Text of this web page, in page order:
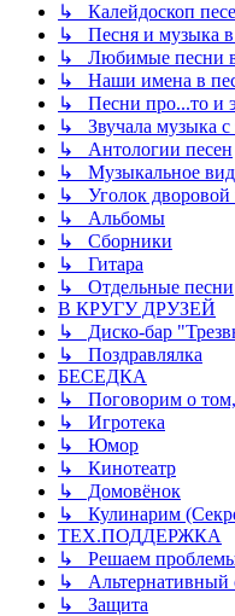
↳ Калейдоскоп
↳ Песня и музыка в
↳ Любимые песни в
↳ Наши имена в
↳ Песни про...то и
↳ Звучала музыка с
↳ Антологии песен
↳ Музыкальное
↳ Уголок
↳ Альбомы
↳ Сборники
↳ Гитара
↳ Отдельные песни
В КРУГУ ДРУЗЕЙ
↳ Диско-бар
↳ Поздравлялка
БЕСЕДКА
↳ Поговорим о
↳ Игротека
↳ Юмор
↳ Кинотеатр
↳ Домовёнок
↳ Кулинарим
ТЕХ.ПОДДЕРЖКА
↳ Решаем
↳ Альтернативный
↳ Защита